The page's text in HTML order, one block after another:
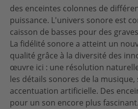
des enceintes colonnes de
puissance. L'univers sonore est
caisson de basses pour des
La fidélité sonore a atteint un
qualité grâce à la diversité des
œuvre ici : une résolution
les détails sonores de la musique,
accentuation artificielle. Des
pour un son encore plus fascinant.